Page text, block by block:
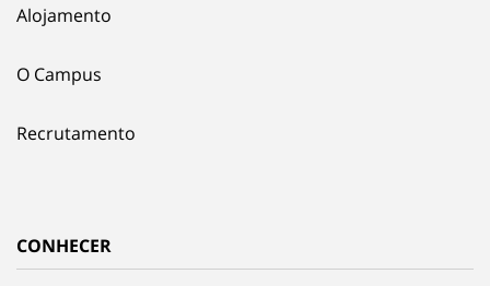
Alojamento
O Campus
Recrutamento
CONHECER